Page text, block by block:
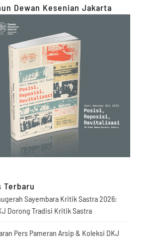
Dewan Kesenian Jakarta
Terbaru
Sayembara Kritik Sastra 2026:
Dorong Tradisi Kritik Sastra
Pers Pameran Arsip & Koleksi DKJ